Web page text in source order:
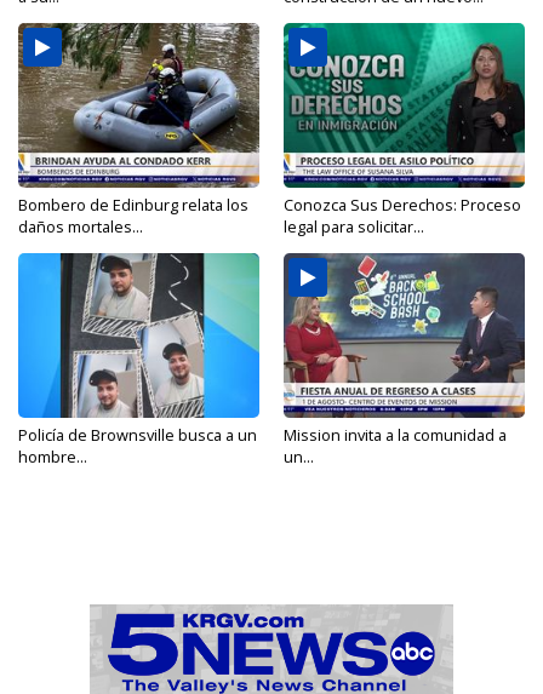
Bombero de Edinburg relata los
daños mortales...
Conozca Sus Derechos: Proceso
legal para solicitar...
Policía de Brownsville busca a un
hombre...
Mission invita a la comunidad a
un...